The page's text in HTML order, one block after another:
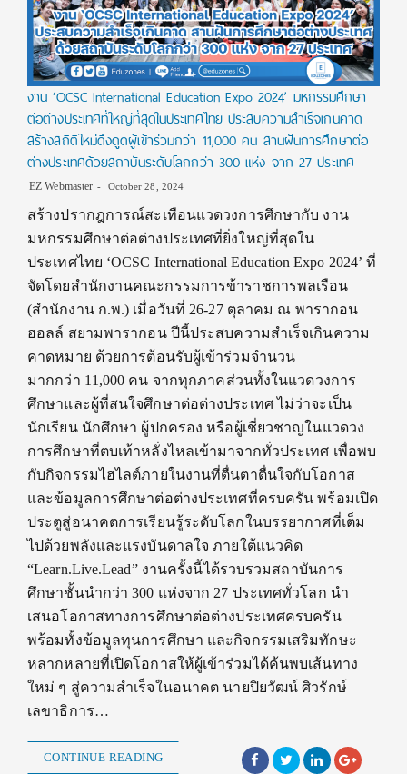
งาน ‘OCSC International Education Expo 2024’ มหกรรมศึกษา
ต่อต่างประเทศที่ใหญ่ที่สุดในประเทศไทย ประสบความสำเร็จเกินคาด
สร้างสถิติใหม่ดึงดูดผู้เข้าร่วมกว่า 11,000 คน สานฝันการศึกษาต่อ
ต่างประเทศด้วยสถาบันระดับโลกกว่า 300 แห่ง จาก 27 ประเทศ
EZ Webmaster October 28, 2024
สร้างปรากฎการณ์สะเทือนแวดวงการศึกษากับ งาน
มหกรรมศึกษาต่อต่างประเทศที่ยิ่งใหญ่ที่สุดใน
ประเทศไทย ‘OCSC International Education Expo 2024’ ที่
จัดโดยสำนักงานคณะกรรมการข้าราชการพลเรือน
(สำนักงาน ก.พ.) เมื่อวันที่ 26-27 ตุลาคม ณ พารากอน
ฮอลล์ สยามพารากอน ปีนี้ประสบความสำเร็จเกินความ
คาดหมาย ด้วยการต้อนรับผู้เข้าร่วมจำนวน
มากกว่า 11,000 คน จากทุกภาคส่วนทั้งในแวดวงการ
ศึกษาและผู้ที่สนใจศึกษาต่อต่างประเทศ ไม่ว่าจะเป็น
นักเรียน นักศึกษา ผู้ปกครอง หรือผู้เชี่ยวชาญในแวดวง
การศึกษาที่ตบเท้าหลั่งไหลเข้ามาจากทั่วประเทศ เพื่อพบ
กับกิจกรรมไฮไลต์ภายในงานที่ตื่นตาตื่นใจกับโอกาส
และข้อมูลการศึกษาต่อต่างประเทศที่ครบครัน พร้อมเปิด
ประตูสู่อนาคตการเรียนรู้ระดับโลกในบรรยากาศที่เต็ม
ไปด้วยพลังและแรงบันดาลใจ ภายใต้แนวคิด
“Learn.Live.Lead” งานครั้งนี้ได้รวบรวมสถาบันการ
ศึกษาชั้นนำกว่า 300 แห่งจาก 27 ประเทศทั่วโลก นำ
เสนอโอกาสทางการศึกษาต่อต่างประเทศครบครัน
พร้อมทั้งข้อมูลทุนการศึกษา และกิจกรรมเสริมทักษะ
หลากหลายที่เปิดโอกาสให้ผู้เข้าร่วมได้ค้นพบเส้นทาง
ใหม่ ๆ สู่ความสำเร็จในอนาคต นายปิยวัฒน์ ศิวรักษ์
เลขาธิการ…
CONTINUE READING